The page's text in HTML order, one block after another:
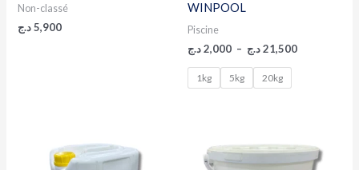
Non-classé
5,900 د.ج
WINPOOL
Piscine
2,000د.ج – 21,500د.ج
1kg 5kg 20kg